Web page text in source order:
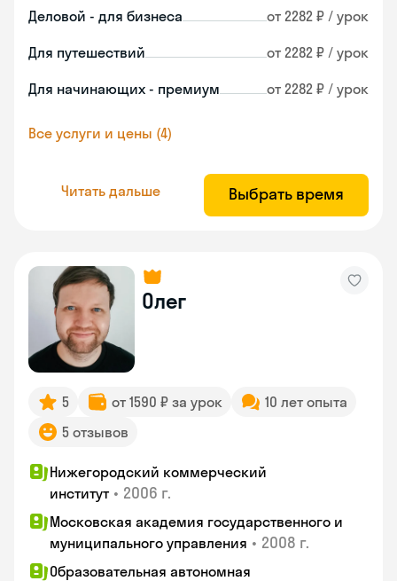
Деловой - для бизнеса от 2282 ₽ / урок
Для путешествий от 2282 ₽ / урок
Для начинающих - премиум от 2282 ₽ / урок
Все услуги и цены (4)
Читать дальше Выбрать время
Олег
5 от 1590 ₽ за урок
10 лет опыта
5 отзывов
Нижегородский коммерческий
институт • 2006 г.
Московская академия государственного и
муниципального управления • 2008 г.
Образовательная автономная